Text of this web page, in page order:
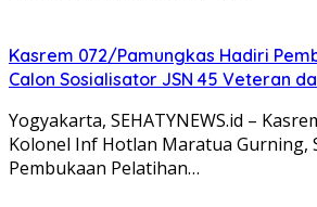
Kasrem 072/Pamungkas Hadiri
Calon Sosialisator JSN 45 Veteran
Yogyakarta, SEHATYNEWS.id –
Kolonel Inf Hotlan Maratua Gurning,
Pembukaan Pelatihan…